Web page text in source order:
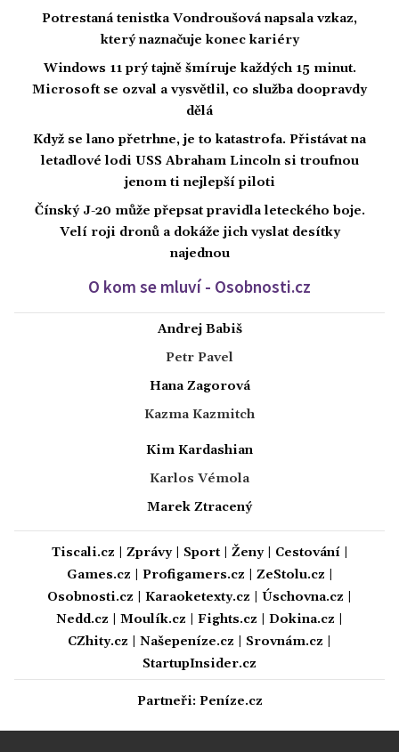
Potrestaná tenistka Vondroušová napsala vzkaz,
který naznačuje konec kariéry
Windows 11 prý tajně šmíruje každých 15 minut.
Microsoft se ozval a vysvětlil, co služba doopravdy
dělá
Když se lano přetrhne, je to katastrofa. Přistávat na
letadlové lodi USS Abraham Lincoln si troufnou
jenom ti nejlepší piloti
Čínský J-20 může přepsat pravidla leteckého boje.
Velí roji dronů a dokáže jich vyslat desítky
najednou
O kom se mluví - Osobnosti.cz
Andrej Babiš
Petr Pavel
Hana Zagorová
Kazma Kazmitch
Kim Kardashian
Karlos Vémola
Marek Ztracený
Tiscali.cz Zprávy| Sport| Ženy| Cestování|
Games.cz
Profigamers.cz ZeStolu.cz
Osobnosti.cz
Karaoketexty.cz Úschovna.cz
Nedd.cz
Moulík.cz Fights.cz Dokina.cz
CZhity.cz
Našepeníze.cz Srovnám.cz
StartupInsider.cz
Partneři: Peníze.cz